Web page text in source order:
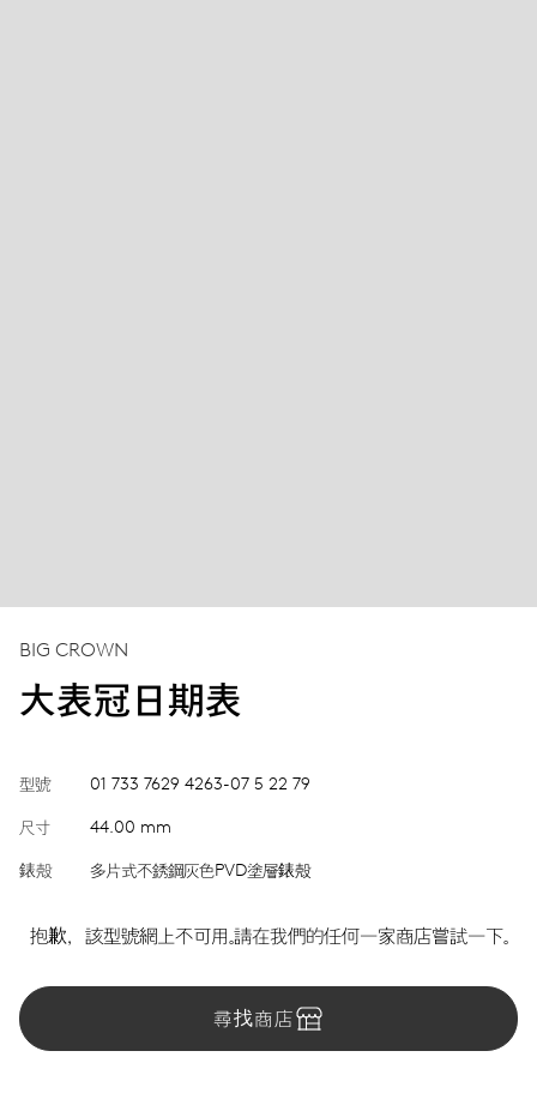
BIG CROWN
大表冠日期表
型號 01 733 7629 4263-07 5 22 79
尺寸 44.00 mm
錶殼 多片式不銹鋼灰色PVD塗層錶殼
抱歉，該型號網上不可用。請在我們的任何一家商店嘗試一下。
尋找商店